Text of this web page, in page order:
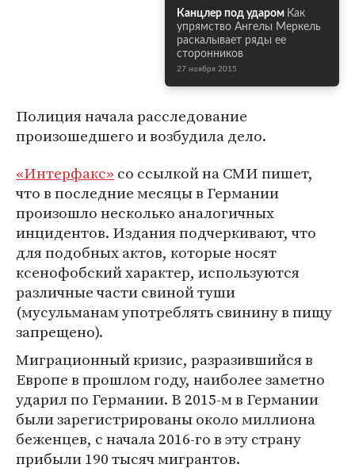
Канцлер под ударом Как
упрямство Ангелы Меркель
раскалывает ряды ее
сторонников
27 ноября 2015
Полиция начала расследование
произошедшего и возбудила дело.
«Интерфакс» со ссылкой на СМИ пишет,
что в последние месяцы в Германии
произошло несколько аналогичных
инцидентов. Издания подчеркивают, что
для подобных актов, которые носят
ксенофобский характер, используются
различные части свиной туши
(мусульманам употреблять свинину в пищу
запрещено).
Миграционный кризис, разразившийся в
Европе в прошлом году, наиболее заметно
ударил по Германии. В 2015-м в Германии
были зарегистрированы около миллиона
беженцев, с начала 2016-го в эту страну
прибыли 190 тысяч мигрантов.